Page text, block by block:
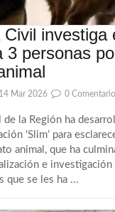
investiga
3 personas
14 Mar 2026 0
la Región ha
‘Slim’ para
animal, que ha
e investigación
que se les ha ...